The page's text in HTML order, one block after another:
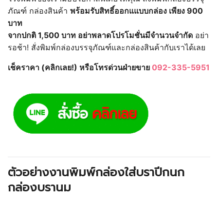
ภัณฑ์ กล่องสินค้า พร้อมรับสิทธิ์ออกแแบบกล่อง เพียง 900
บาท
จากปกติ 1,500 บาท อย่าพลาดโปรโมชั่นมีจำนวนจำกัด อย่า
รอช้า! สั่งพิมพ์กล่องบรรจุภัณฑ์และกล่องสินค้ากับเราได้เลย
เช็คราคา (คลิกเลย!) หรือโทรด่วนฝ่ายขาย 092-335-5951
ตัวอย่างงานพิมพ์กล่องใส่บราปีกนก
กล่องบรานม